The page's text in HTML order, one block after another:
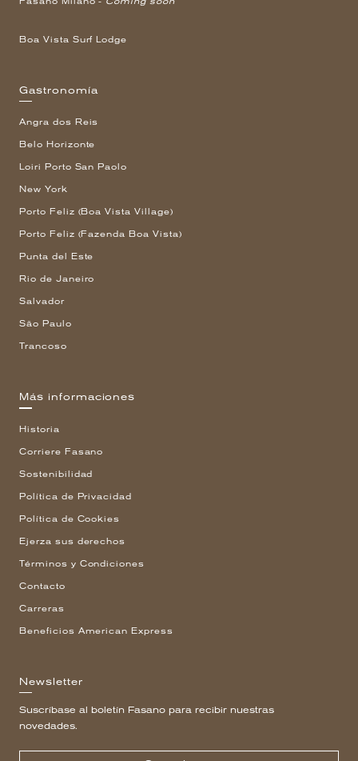
Boa Vista Surf Lodge
Gastronomía
Angra dos Reis
Belo Horizonte
Loiri Porto San Paolo
New York
Porto Feliz (Boa Vista Village)
Porto Feliz (Fazenda Boa Vista)
Punta del Este
Rio de Janeiro
Salvador
São Paulo
Trancoso
Más informaciones
Historia
Corriere Fasano
Sostenibilidad
Política de Privacidad
Política de Cookies
Ejerza sus derechos
Términos y Condiciones
Contacto
Carreras
Beneficios American Express
Newsletter
Suscríbase al boletín Fasano para recibir nuestras
novedades.